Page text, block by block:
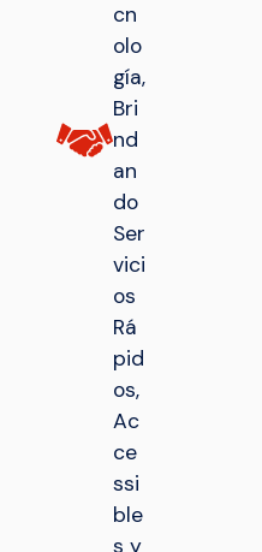
cn
olo
gía,
Bri
nd
an
do
Ser
vici
os
Rá
pid
os,
Ac
ce
ssi
ble
s y